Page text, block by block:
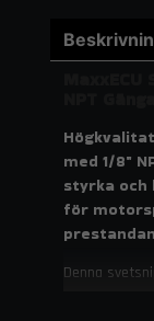
med 1/8"
styrka och
för
Denna